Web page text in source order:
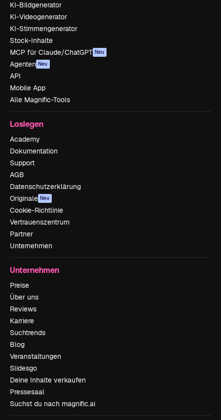
KI-Bildgenerator
KI-Videogenerator
KI-Stimmengenerator
Stock-Inhalte
MCP für Claude/ChatGPT Neu
Agenten Neu
API
Mobile App
Alle Magnific-Tools
Loslegen
Academy
Dokumentation
Support
AGB
Datenschutzerklärung
Originale Neu
Cookie-Richtlinie
Vertrauenszentrum
Partner
Unternehmen
Unternehmen
Preise
Über uns
Reviews
Karriere
Suchtrends
Blog
Veranstaltungen
Slidesgo
Deine Inhalte verkaufen
Pressesaal
Suchst du nach magnific.ai